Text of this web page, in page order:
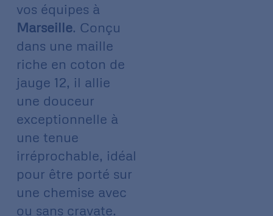
vos équipes à
Marseille. Conçu
dans une maille
riche en coton de
jauge 12, il allie
une douceur
exceptionnelle à
une tenue
irréprochable, idéal
pour être porté sur
une chemise avec
ou sans cravate.